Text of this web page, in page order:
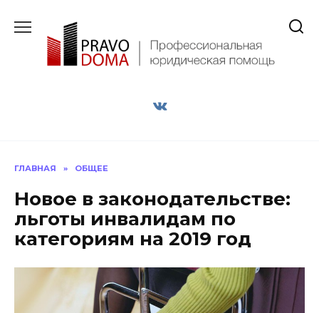
содержанию
ГЛАВНАЯ » ОБЩЕЕ
Новое в законодательстве:
льготы инвалидам по
категориям на 2019 год